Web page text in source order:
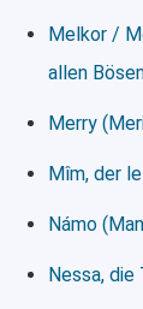
Melkor /
allen
Merry
Mîm, der
Námo
Nessa, die